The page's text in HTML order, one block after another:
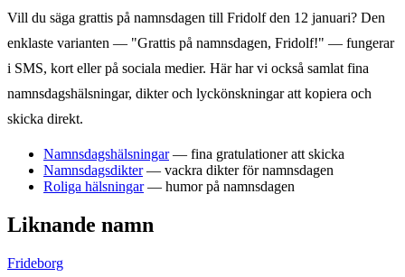
Vill du säga grattis på namnsdagen till Fridolfden 12 januari? Den
enklaste varianten — "Grattis på namnsdagen, Fridolf!" — fungerar
i SMS, kort eller på sociala medier. Här har vi också samlat fina
namnsdagshälsningar, dikter och lyckönskningar att kopiera och
skicka direkt.
Namnsdagshälsningar — fina gratulationer att skicka
Namnsdagsdikter— vackra dikter för namnsdagen
Roliga hälsningar— humor på namnsdagen
Liknande namn
Frideborg